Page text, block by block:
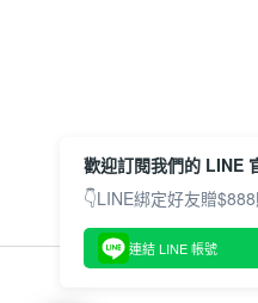
歡迎訂閱我們的 LINE
👇LINE綁定好友贈
連結 LINE 帳號